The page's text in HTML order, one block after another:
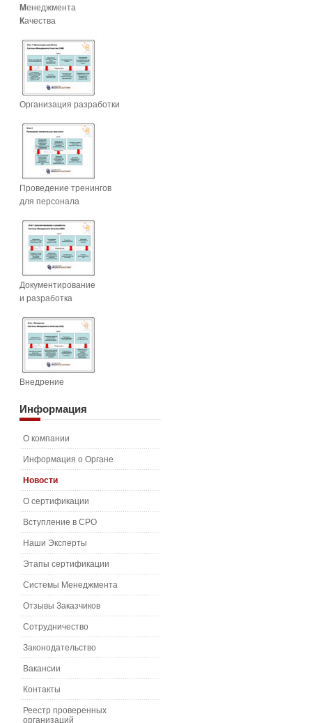
Менеджмента
Качества
Организация разработки
Проведение тренингов
для персонала
Документирование
и разработка
Внедрение
Информация
О компании
Информация о Органе
Новости
О сертификации
Вступление в СРО
Наши Эксперты
Этапы сертификации
Системы Менеджмента
Отзывы Заказчиков
Сотрудничество
Законодательство
Вакансии
Контакты
Реестр проверенных
организаций